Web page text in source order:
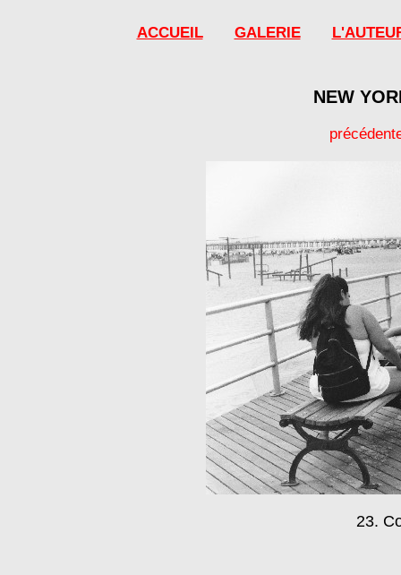
ACCUEIL GALERIE
NEW
23.